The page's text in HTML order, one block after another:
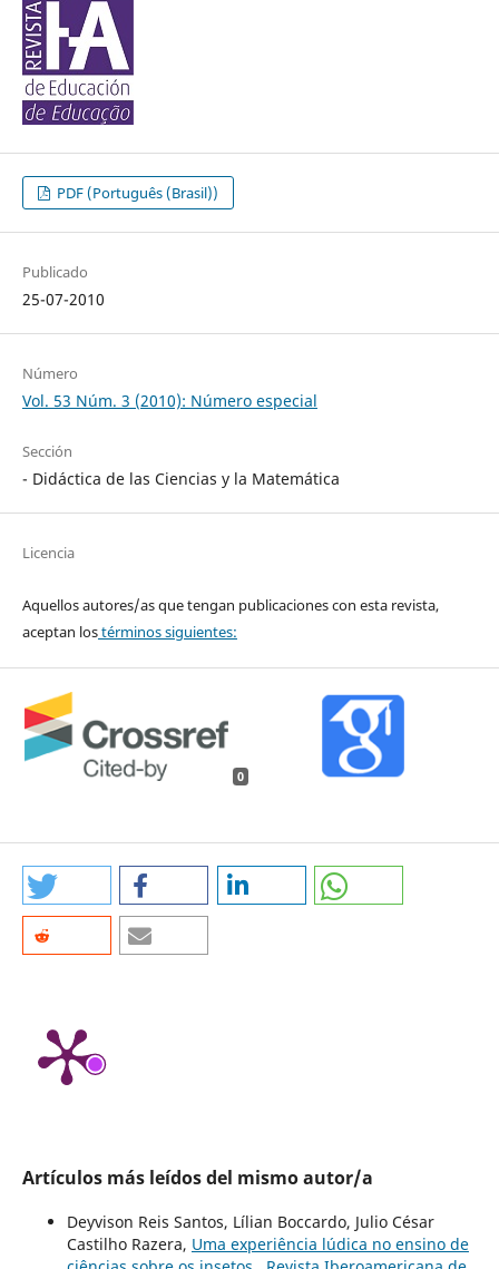
PDF (Português (Brasil))
Publicado
25-07-2010
Número
Vol. 53 Núm. 3 (2010): Número especial
Sección
- Didáctica de las Ciencias y la Matemática
Licencia
Aquellos autores/as que tengan publicaciones con esta revista,
aceptan lostérminos siguientes:
0
Artículos más leídos del mismo autor/a
Deyvison Reis Santos, Lílian Boccardo, Julio César
Castilho Razera, Uma experiência lúdica no ensino de